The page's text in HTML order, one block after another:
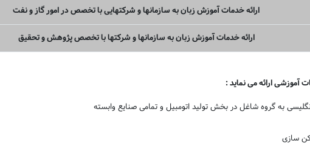
ارائه خدمات آموزش زبان به سازمانها و شرکتهایی با تخصص در امور گاز و نفت
ارائه خدمات آموزش زبان به سازمانها و شرکتها با تخصص پژوهش و تحقیق
ارائه می نماید :
به گروه شاغل در بخش تولید اتومبیل و تمامی صنایع وابسته
سازی